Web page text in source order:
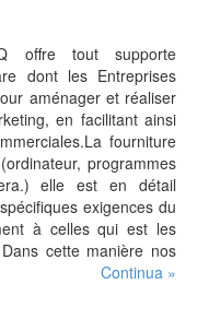
offre tout supporte
dont les Entreprises
aménager et réaliser
en facilitant ainsi
fourniture
programmes
elle est en détail
exigences du
à celles qui est les
cette manière nos
Continua »